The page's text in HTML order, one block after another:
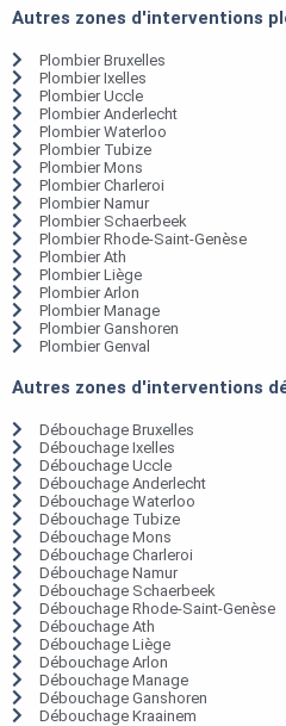
Autres zones d'interventions
Plombier Bruxelles
Plombier Ixelles
Plombier Uccle
Plombier Anderlecht
Plombier Waterloo
Plombier Tubize
Plombier Mons
Plombier Charleroi
Plombier Namur
Plombier Schaerbeek
Plombier Rhode-Saint-Genèse
Plombier Ath
Plombier Liège
Plombier Arlon
Plombier Manage
Plombier Ganshoren
Plombier Genval
Autres zones d'interventions
Débouchage Bruxelles
Débouchage Ixelles
Débouchage Uccle
Débouchage Anderlecht
Débouchage Waterloo
Débouchage Tubize
Débouchage Mons
Débouchage Charleroi
Débouchage Namur
Débouchage Schaerbeek
Débouchage Rhode-Saint-Genèse
Débouchage Ath
Débouchage Liège
Débouchage Arlon
Débouchage Manage
Débouchage Ganshoren
Débouchage Kraainem